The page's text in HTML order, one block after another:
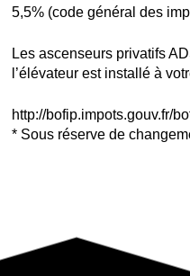
5,5% (code général des
Les ascenseurs privatifs
l’élévateur est installé à
http://bofip.impots.gouv.fr/
* Sous réserve de